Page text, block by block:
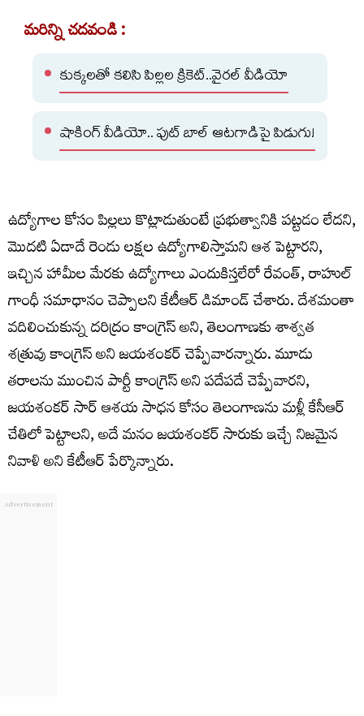
మరిన్ని చదవండి :
కుక్కలతో కలిసి పిల్లల క్రికెట్..వైరల్ వీడియో
షాకింగ్ వీడియో.. ఫుట్ బాల్ ఆటగాడిపై పిడుగు!
ఉద్యోగాల కోసం పిల్లలు కొట్లాడుతుంటే ప్రభుత్వానికి పట్టడం లేదని,
మొదటి ఏడాదే రెండు లక్షల ఉద్యోగాలిస్తామని ఆశ పెట్టారని,
ఇచ్చిన హామీల మేరకు ఉద్యోగాలు ఎందుకిస్తలేరో రేవంత్, రాహుల్
గాంధీ సమాధానం చెప్పాలని కేటీఆర్ డిమాండ్ చేశారు. దేశమంతా
వదిలించుకున్న దరిద్రం కాంగ్రెస్ అని, తెలంగాణకు శాశ్వత
శత్రువు కాంగ్రెస్ అని జయశంకర్ చెప్పేవారన్నారు. మూడు
తరాలను ముంచిన పార్టీ కాంగ్రెస్ అని పదేపదే చెప్పేవారని,
జయశంకర్ సార్ ఆశయ సాధన కోసం తెలంగాణను మళ్లీ కేసీఆర్
చేతిలో పెట్టాలని, అదే మనం జయశంకర్ సారుకు ఇచ్చే నిజమైన
నివాళి అని కేటీఆర్ పేర్కొన్నారు.